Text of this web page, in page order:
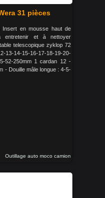
31 pièces
Insert en mousse haut de
entretenir et à nettoyer
telescopique zyklop 72
13-14-15-16-17-18-19-20-
52-250mm 1 cardan 12 -
- Douille mâle longue : 4-5-
Outillage auto moco camion